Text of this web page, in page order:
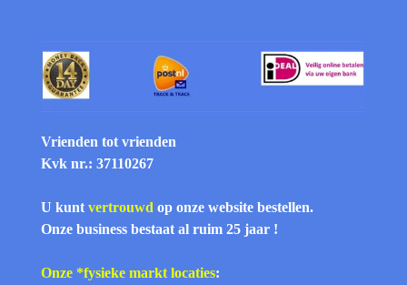
Vrienden tot vrienden
Kvk nr.: 37110267
U kuntvertrouwdop onze website bestellen.
Onze business bestaat al ruim 25 jaar !
Onze *fysieke markt locaties: